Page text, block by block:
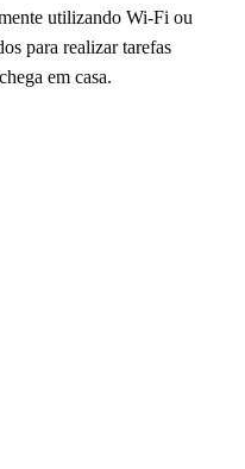
utilizando Wi-Fi ou
para realizar tarefas
em casa.